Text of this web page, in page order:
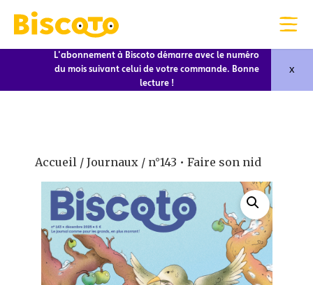
L'abonnement à Biscoto démarre avec le numéro
du mois suivant celui de votre commande. Bonne
lecture !
x
Accueil / Journaux / n°143 • Faire son nid